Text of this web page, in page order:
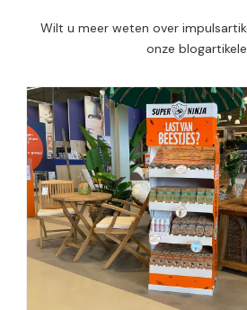
Wilt u meer weten over
onze